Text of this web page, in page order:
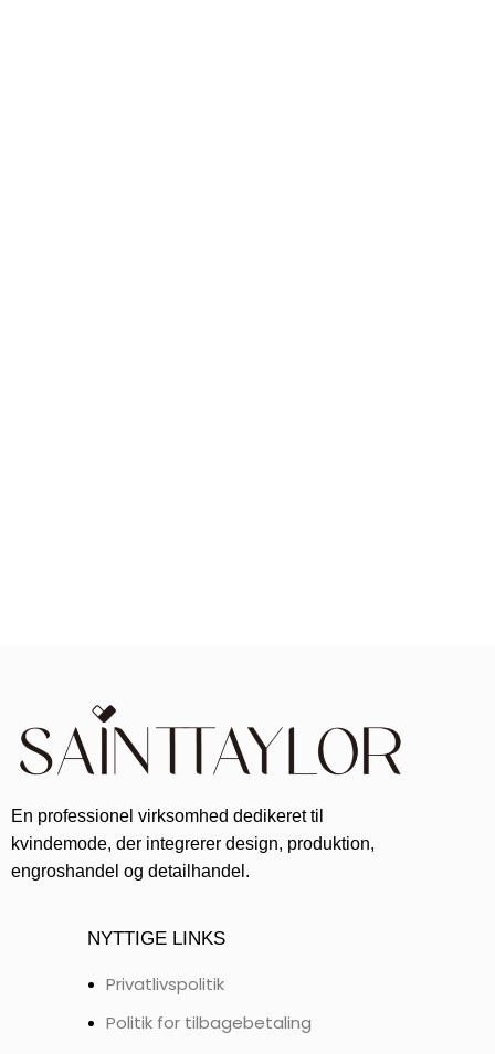
En professionel virksomhed dedikeret til
kvindemode, der integrerer design, produktion,
engroshandel og detailhandel.
NYTTIGE LINKS
Privatlivspolitik
Politik for tilbagebetaling